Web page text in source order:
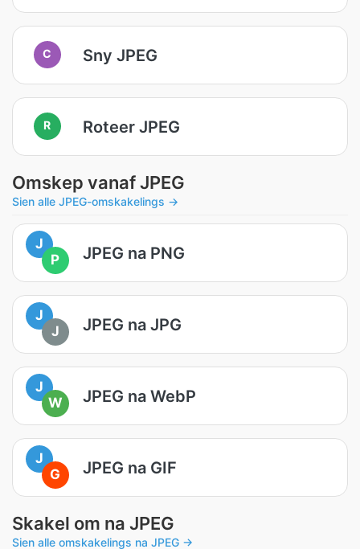
C Sny JPEG
R Roteer JPEG
Omskep vanaf JPEG
Sien alle JPEG-omskakelings →
J
P
JPEG na PNG
J
J
JPEG na JPG
J
W
JPEG na WebP
J
G
JPEG na GIF
Skakel om na JPEG
Sien alle omskakelings na JPEG →